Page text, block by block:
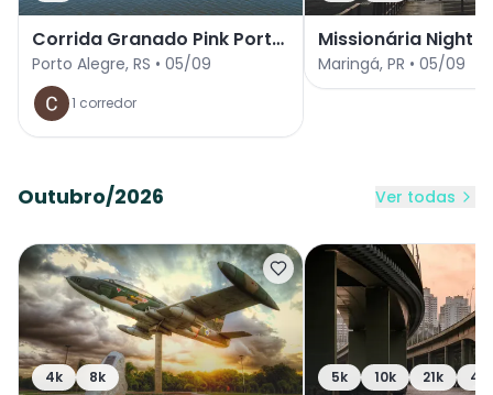
Corrida Granado Pink Porto
Alegre 2026
Porto Alegre, RS • 05/09
1 corredor
Missionária Night
Edição
Maringá, PR • 05/09
Outubro/2026 Ver todas
4k 8k 5k 10k 21k